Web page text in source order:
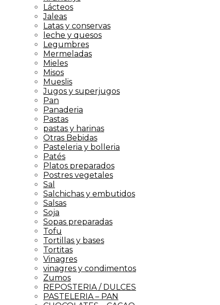
Lácteos
Jaleas
Latas y conservas
leche y quesos
Legumbres
Mermeladas
Mieles
Misos
Mueslis
Jugos y superjugos
Pan
Panaderia
Pastas
pastas y harinas
Otras Bebidas
Pasteleria y bolleria
Patés
Platos preparados
Postres vegetales
Sal
Salchichas y embutidos
Salsas
Soja
Sopas preparadas
Tofu
Tortillas y bases
Tortitas
Vinagres
vinagres y condimentos
Zumos
REPOSTERIA / DULCES
PASTELERIA – PAN